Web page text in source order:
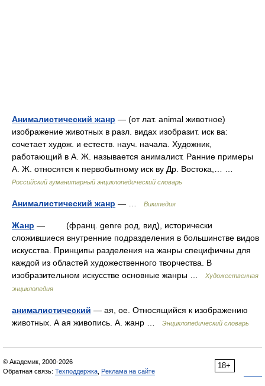
Анималистический жанр — (от лат. animal животное)
изображение животных в разл. видах изобразит. иск ва:
сочетает худож. и естеств. науч. начала. Художник,
работающий в А. Ж. называется анималист. Ранние примеры
А. Ж. относятся к первобытному иск ву Др. Востока,… …
Российский гуманитарный энциклопедический словарь
Анималистический жанр — … Википедия
Жанр — (франц. genre род, вид), исторически
сложившиеся внутренние подразделения в большинстве видов
искусства. Принципы разделения на жанры специфичны для
каждой из областей художественного творчества. В
изобразительном искусстве основные жанры …
Художественная
энциклопедия
анималистический — ая, ое. Относящийся к изображению
животных. А ая живопись. А. жанр …
Энциклопедический словарь
18+
© Академик, 2000-2026
Обратная связь: Техподдержка, Реклама на сайте